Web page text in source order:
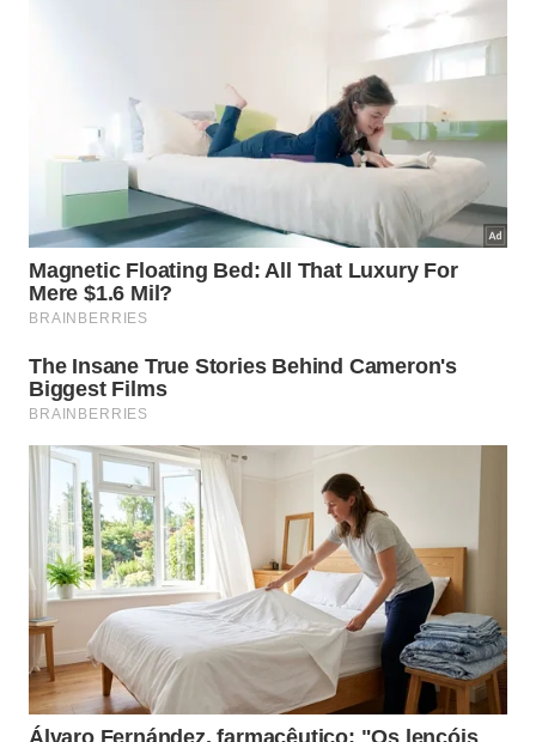
depende inteiramente de uma estratégia inteligente
durante o preparo inicial da mistura. É fundamental
entender que o grande mistério desse tratamento
está em realizar uma boa união com o ingrediente
certo, potencializando todos os efeitos
restauradoresdesejados.
🥚 Aplicação Correta
Potencializando Efeitos
A mistura adequada com o ingrediente certo
promove benefícios profundos aos fios.